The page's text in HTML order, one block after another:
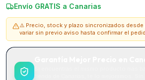
Envío GRATIS a Canarias
⚠️ Precio, stock y plazo sincronizados desde
variar sin previo aviso hasta confirmar el